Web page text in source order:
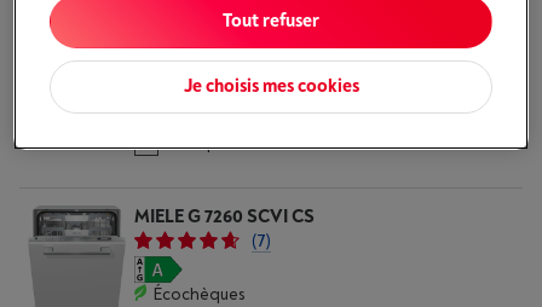
-Voir le stock
€ 1.199,00
J'achète
Comparer
MIELE G 7260 SCVI CS
(7)
Écochèques
Je choisis mes cookies
Tout refuser